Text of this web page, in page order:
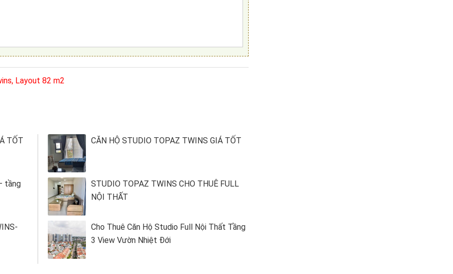
Layout 82 m2
TỐT
tầng
CĂN HỘ STUDIO TOPAZ TWINS GIÁ TỐT
STUDIO TOPAZ TWINS CHO THUÊ FULL
NỘI THẤT
Cho Thuê Căn Hộ Studio Full Nội Thất Tầng
3 View Vườn Nhiệt Đới